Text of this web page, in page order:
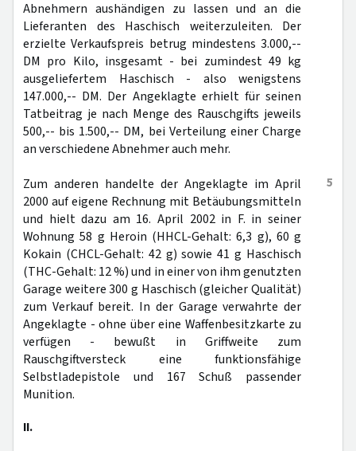
Abnehmern aushändigen zu lassen und an die
Lieferanten des Haschisch weiterzuleiten. Der
erzielte Verkaufspreis betrug mindestens 3.000,--
DM pro Kilo, insgesamt - bei zumindest 49 kg
ausgeliefertem Haschisch - also wenigstens
147.000,-- DM. Der Angeklagte erhielt für seinen
Tatbeitrag je nach Menge des Rauschgifts jeweils
500,-- bis 1.500,-- DM, bei Verteilung einer Charge
an verschiedene Abnehmer auch mehr.
5
Zum anderen handelte der Angeklagte im April
2000 auf eigene Rechnung mit Betäubungsmitteln
und hielt dazu am 16. April 2002 in F. in seiner
Wohnung 58 g Heroin (HHCL-Gehalt: 6,3 g), 60 g
Kokain (CHCL-Gehalt: 42 g) sowie 41 g Haschisch
(THC-Gehalt: 12 %) und in einer von ihm genutzten
Garage weitere 300 g Haschisch (gleicher Qualität)
zum Verkauf bereit. In der Garage verwahrte der
Angeklagte - ohne über eine Waffenbesitzkarte zu
verfügen - bewußt in Griffweite zum
Rauschgiftversteck eine funktionsfähige
Selbstladepistole und 167 Schuß passender
Munition.
II.